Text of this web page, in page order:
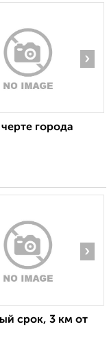
›
города
›
срок, 3 км от